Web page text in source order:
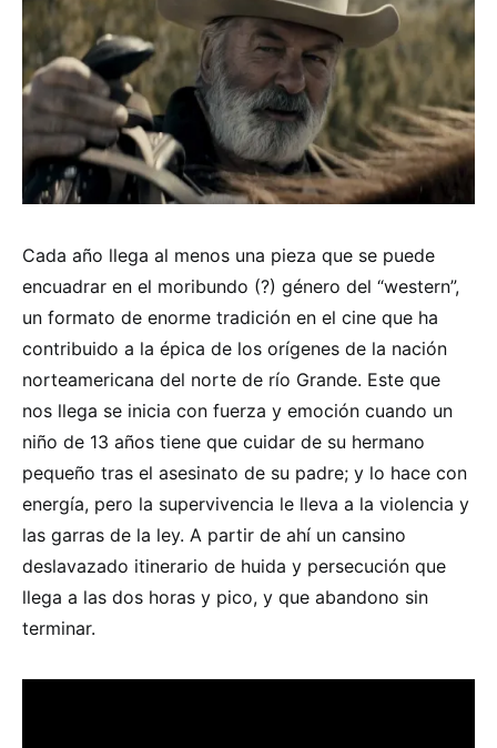
Cada año llega al menos una pieza que se puede
encuadrar en el moribundo (?) género del “western”,
un formato de enorme tradición en el cine que ha
contribuido a la épica de los orígenes de la nación
norteamericana del norte de río Grande. Este que
nos llega se inicia con fuerza y emoción cuando un
niño de 13 años tiene que cuidar de su hermano
pequeño tras el asesinato de su padre; y lo hace con
energía, pero la supervivencia le lleva a la violencia y
las garras de la ley. A partir de ahí un cansino
deslavazado itinerario de huida y persecución que
llega a las dos horas y pico, y que abandono sin
terminar.